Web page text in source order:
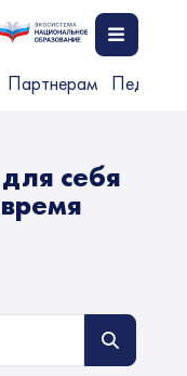
Партнерам
для себя